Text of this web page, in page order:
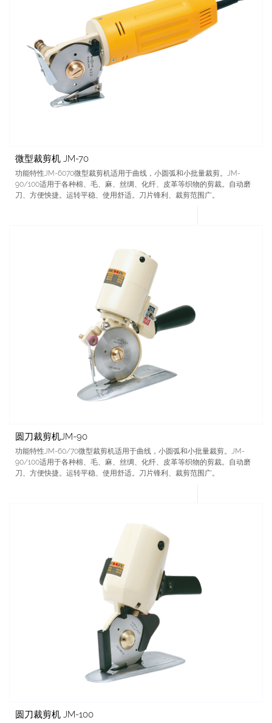
微型裁剪机 JM-70
功能特性JM-6070微型裁剪机适用于曲线，小圆弧和小批量裁剪。JM-
90/100适用于各种棉、毛、麻、丝绸、化纤、皮革等织物的剪裁。自动磨
刀、方便怏捷。运转平稳、使用舒适。刀片锋利、裁剪范围广。
圆刀裁剪机JM-90
功能特性JM-60/70微型裁剪机适用于曲线，小圆弧和小批量裁剪。JM-
90/100适用于各种棉、毛、麻、丝绸、化纤、皮革等织物的剪裁。自动磨
刀、方便快捷。运转平稳、使用舒适。刀片锋利、裁剪范围广。
圆刀裁剪机 JM-100